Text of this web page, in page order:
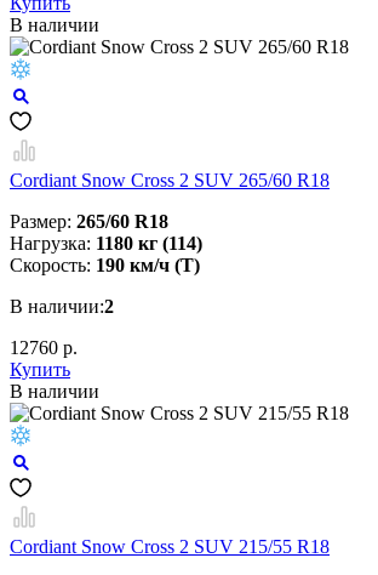
В наличии
Cordiant Snow Cross 2 SUV 265/60 R18
Размер: 265/60 R18
Нагрузка: 1180 кг (114)
Скорость: 190 км/ч (T)
В наличии:2
12760 р.
Купить
В наличии
Cordiant Snow Cross 2 SUV 215/55 R18